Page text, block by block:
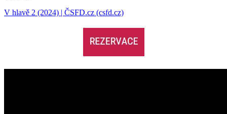
V hlavě 2 (2024) | ČSFD.cz (csfd.cz)